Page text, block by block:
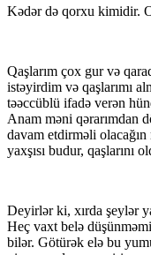
Kədər də qorxu kimidir.
Qaşlarım çox gur və
istəyirdim və qaşlarımı
təəccüblü ifadə verən
Anam məni qərarımdan
davam etdirməli
yaxşısı budur, qaşlarını
Deyirlər ki, xırda şeylər
Heç vaxt belə
bilər. Götürək elə bu